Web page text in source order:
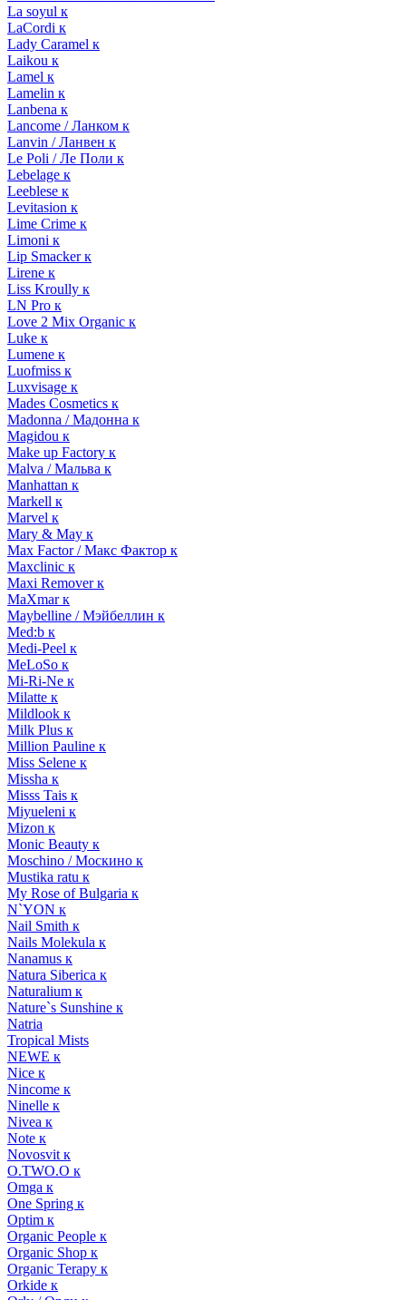
La soyul к
LaCordi к
Lady Caramel к
Laikou к
Lamel к
Lamelin к
Lanbena к
Lancome / Ланком к
Lanvin / Ланвен к
Le Poli / Ле Поли к
Lebelage к
Leeblese к
Levitasion к
Lime Crime к
Limoni к
Lip Smacker к
Lirene к
Liss Kroully к
LN Pro к
Love 2 Mix Organic к
Luke к
Lumene к
Luofmiss к
Luxvisage к
Mades Cosmetics к
Madonna / Мадонна к
Magidou к
Make up Factory к
Malva / Мальва к
Manhattan к
Markell к
Marvel к
Mary & May к
Max Factor / Макс Фактор к
Maxclinic к
Maxi Remover к
MaXmar к
Maybelline / Мэйбеллин к
Med:b к
Medi-Peel к
MeLoSo к
Mi-Ri-Ne к
Milatte к
Mildlook к
Milk Plus к
Million Pauline к
Miss Selene к
Missha к
Misss Tais к
Miyueleni к
Mizon к
Monic Beauty к
Moschino / Москино к
Mustika ratu к
My Rose of Bulgaria к
N`YON к
Nail Smith к
Nails Molekula к
Nanamus к
Natura Siberica к
Naturalium к
Nature`s Sunshine к
Natria
Tropical Mists
NEWE к
Nice к
Nincome к
Ninelle к
Nivea к
Note к
Novosvit к
O.TWO.O к
Omga к
One Spring к
Optim к
Organic People к
Organic Shop к
Organic Terapy к
Orkide к